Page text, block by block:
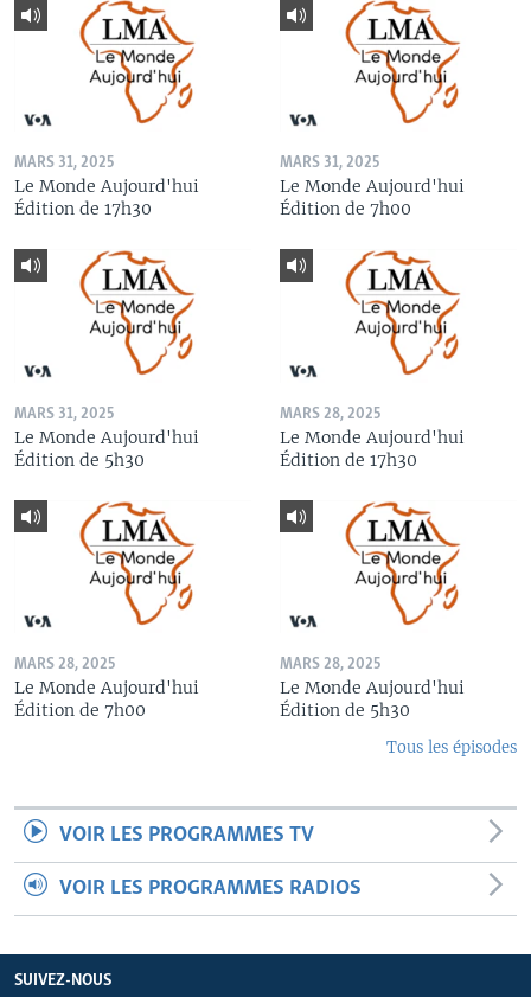
MARS 31, 2025
Le Monde Aujourd'hui
Édition de 17h30
MARS 31, 2025
Le Monde Aujourd'hui
Édition de 7h00
MARS 31, 2025
Le Monde Aujourd'hui
Édition de 5h30
MARS 28, 2025
Le Monde Aujourd'hui
Édition de 17h30
MARS 28, 2025
Le Monde Aujourd'hui
Édition de 7h00
MARS 28, 2025
Le Monde Aujourd'hui
Édition de 5h30
Tous les épisodes
VOIR LES PROGRAMMES TV
VOIR LES PROGRAMMES RADIOS
SUIVEZ-NOUS